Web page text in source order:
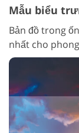
Bản đồ trong
nhất cho